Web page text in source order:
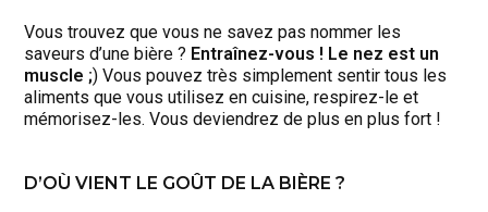
Vous trouvez que vous ne savez pas nommer les
saveurs d’une bière ? Entraînez-vous ! Le nez est un
muscle ;) Vous pouvez très simplement sentir tous les
aliments que vous utilisez en cuisine, respirez-le et
mémorisez-les. Vous deviendrez de plus en plus fort !
D’OÙ VIENT LE GOÛT DE LA BIÈRE ?